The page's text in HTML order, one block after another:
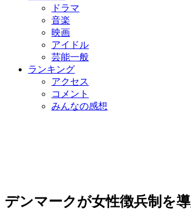
ドラマ
音楽
映画
アイドル
芸能一般
ランキング
アクセス
コメント
みんなの感想
デンマークが女性徴兵制を